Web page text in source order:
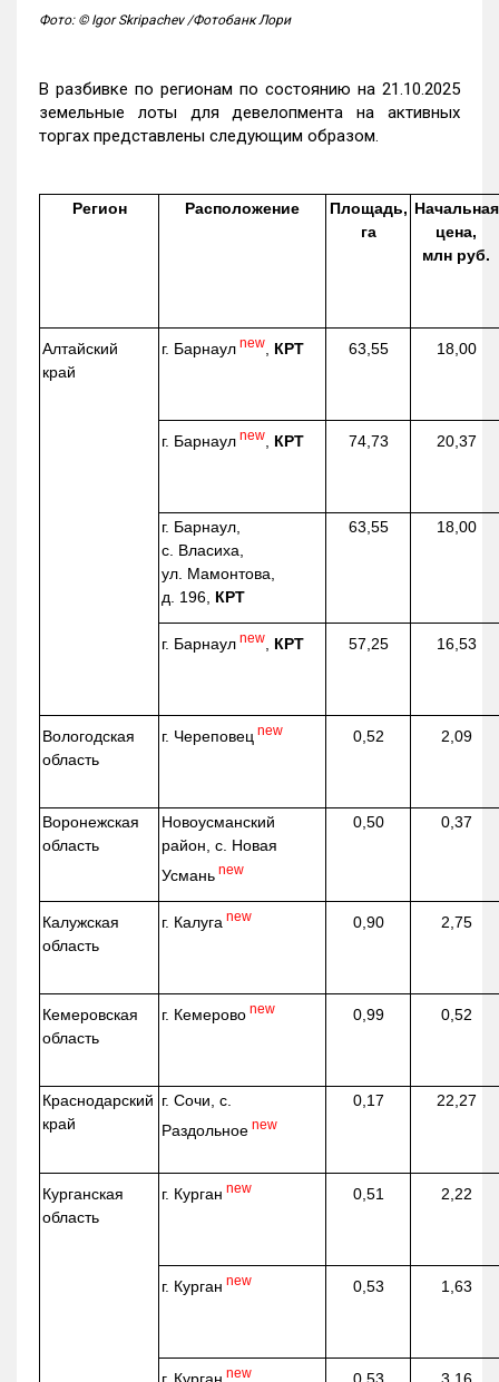
Фото: © Igor Skripachev /Фотобанк Лори
В разбивке по регионам по состоянию на 21.10.2025
земельные лоты для девелопмента на активных
торгах представлены следующим образом.
Регион Расположение
Площадь,
га
Начальная
цена,
млн руб.
Алтайский
край
г. Барнаул new КРТ 63,55 18,00
г. Барнаул new КРТ 74,73 20,37
г. Барнаул,
с. Власиха,
ул. Мамонтова,
д. 196, КРТ
63,55 18,00
г. Барнаул new КРТ 57,25 16,53
Вологодская
область
г. Череповец new 0,52 2,09
Воронежская
область
Новоусманский
район, с. Новая
Усмань new
0,50 0,37
Калужская
область
г. Калуга new 0,90 2,75
Кемеровская
область
г. Кемерово new 0,99 0,52
Краснодарский
край
г. Сочи, с.
Раздольное new
0,17 22,27
Курганская
область
г. Курган new 0,51 2,22
г. Курган new 0,53 1,63
new